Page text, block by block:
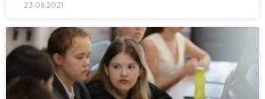
23.06.2021